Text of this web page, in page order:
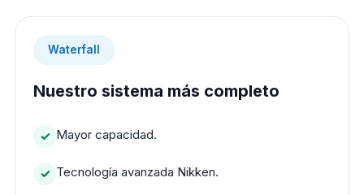
Waterfall
Nuestro sistema más completo
Mayor capacidad.
Tecnología avanzada Nikken.